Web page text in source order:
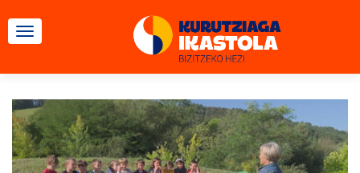
TOGGLE NAVIGATION